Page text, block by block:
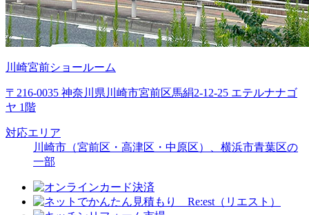
川崎宮前ショールーム
〒216-0035 神奈川県川崎市宮前区馬絹2-12-25 エテルナナゴ
ヤ 1階
対応エリア
川崎市（宮前区・高津区・中原区）、横浜市青葉区の
一部